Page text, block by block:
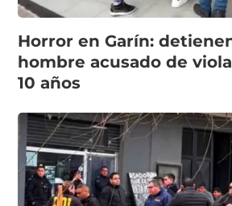
Horror en Garín:
hombre acusado de
10 años